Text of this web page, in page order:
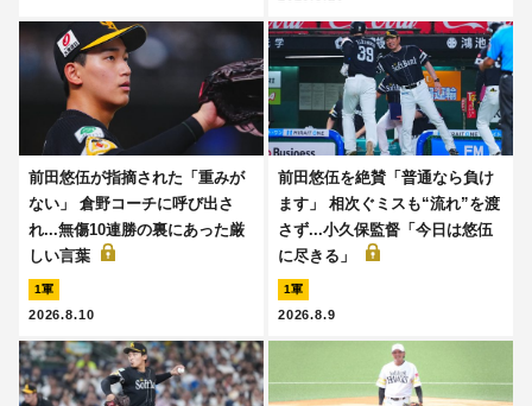
前田悠伍が指摘された「重みが
ない」 倉野コーチに呼び出さ
れ...無傷10連勝の裏にあった厳
しい言葉
1軍
2026.8.10
前田悠伍を絶賛「普通なら負け
ます」 相次ぐミスも“流れ”を渡
さず...小久保監督「今日は悠伍
に尽きる」
1軍
2026.8.9